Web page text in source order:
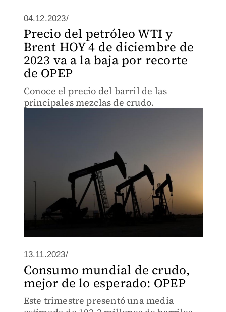
04.12.2023/
Precio del petróleo WTI y
Brent HOY 4 de diciembre de
2023 va a la baja por recorte
de OPEP
Conoce el precio del barril de las
principales mezclas de crudo.
13.11.2023/
Consumo mundial de crudo,
mejor de lo esperado: OPEP
Este trimestre presentó una media